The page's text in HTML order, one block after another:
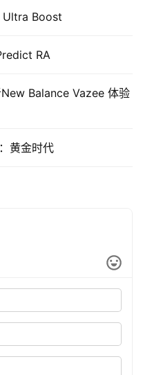
Ultra Boost
RA
Balance Vazee 体验
黄金时代